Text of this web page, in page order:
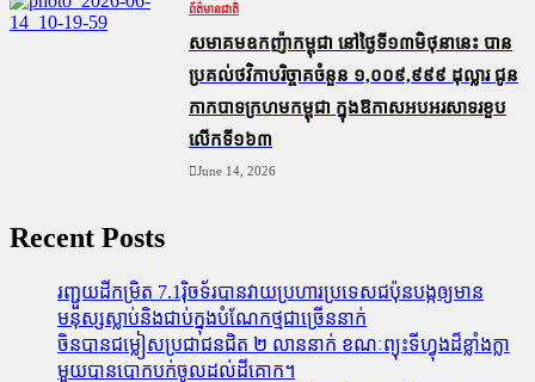
ព័ត៌មានជាតិ
សមាគមឧកញ៉ាកម្ពុជា នៅថ្ងៃទី១៣មិថុនានេះ បាន
ប្រគល់ថវិកាបរិច្ចាគចំនួន ១,០០៩,៩៩៩ ដុល្លារ ជូន
កាកបាទក្រហមកម្ពុជា ក្នុងឱកាសអបអរសាទរខួប
លើកទី១៦៣
June 14, 2026
Recent Posts
រញ្ជួយដីកម្រិត​ 7.1រ៉ិចទ័របានវាយប្រហារប្រទេសជប៉ុនបង្កឲ្យមាន
មនុស្សស្លាប់​និង​ជាប់ក្នុងបំណែកថ្មជាច្រើននាក់
ចិនបានជម្លៀសប្រជាជនជិត ២ លាននាក់ ខណៈព្យុះទីហ្វុងដ៏ខ្លាំងក្លា
មួយបានបោកបក់ចូលដល់ដីគោក។